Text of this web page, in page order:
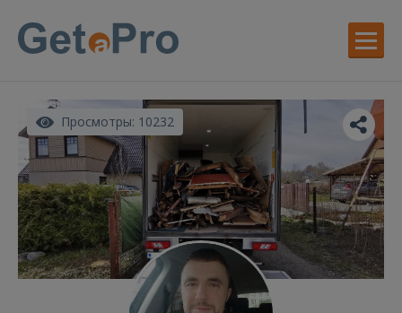
Просмотры: 10232